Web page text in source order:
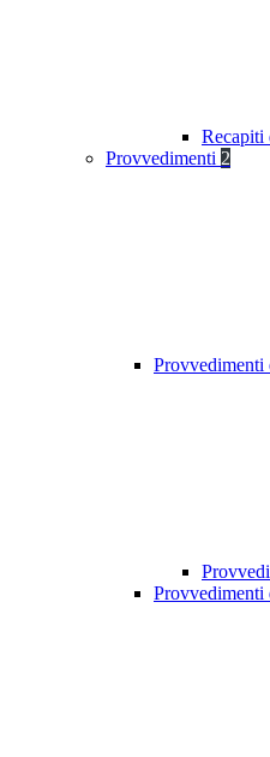
Recapiti
Provvedimenti 2
Provvedimenti